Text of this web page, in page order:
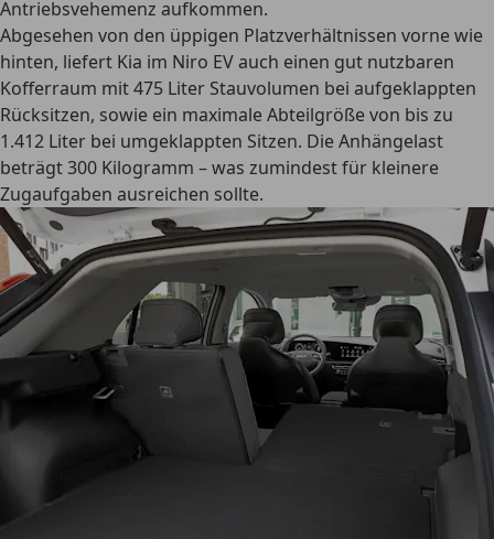
Antriebsvehemenz aufkommen.
Abgesehen von den üppigen Platzverhältnissen vorne wie
hinten, liefert Kia im Niro EV auch einen gut nutzbaren
Kofferraum mit 475 Liter Stauvolumen bei aufgeklappten
Rücksitzen, sowie ein maximale Abteilgröße von bis zu
1.412 Liter bei umgeklappten Sitzen. Die Anhängelast
beträgt 300 Kilogramm – was zumindest für kleinere
Zugaufgaben ausreichen sollte.